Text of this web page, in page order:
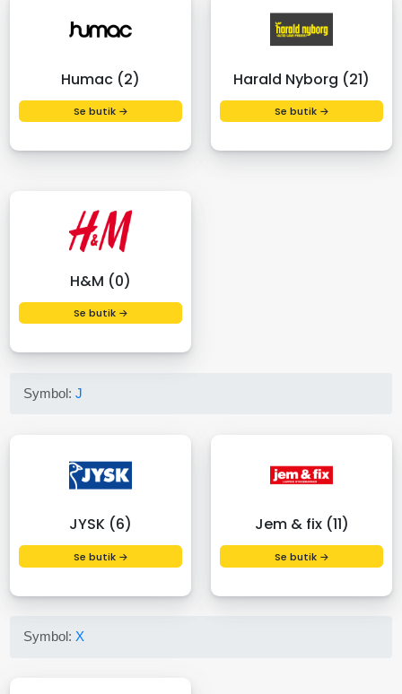
Humac (2)
Se butik →
Harald Nyborg (21)
Se butik →
H&M (0)
Se butik →
Symbol:J
JYSK (6)
Se butik →
Jem & fix (11)
Se butik →
Symbol: X